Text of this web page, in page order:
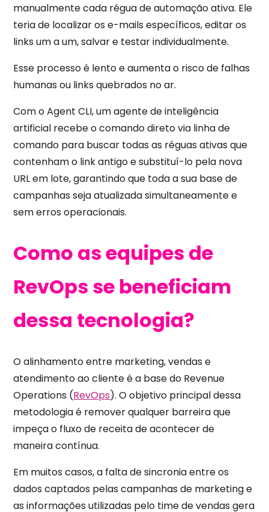
manualmente cada régua de automação ativa. Ele
teria de localizar os e-mails específicos, editar os
links um a um, salvar e testar individualmente.
Esse processo é lento e aumenta o risco de falhas
humanas ou links quebrados no ar.
Com o Agent CLI, um agente de inteligência
artificial recebe o comando direto via linha de
comando para buscar todas as réguas ativas que
contenham o link antigo e substituí-lo pela nova
URL em lote, garantindo que toda a sua base de
campanhas seja atualizada simultaneamente e
sem erros operacionais.
Como as equipes de
RevOps se beneficiam
dessa tecnologia?
O alinhamento entre marketing, vendas e
atendimento ao cliente é a base do Revenue
Operations (RevOps). O objetivo principal dessa
metodologia é remover qualquer barreira que
impeça o fluxo de receita de acontecer de
maneira contínua.
Em muitos casos, a falta de sincronia entre os
dados captados pelas campanhas de marketing e
as informações utilizadas pelo time de vendas gera